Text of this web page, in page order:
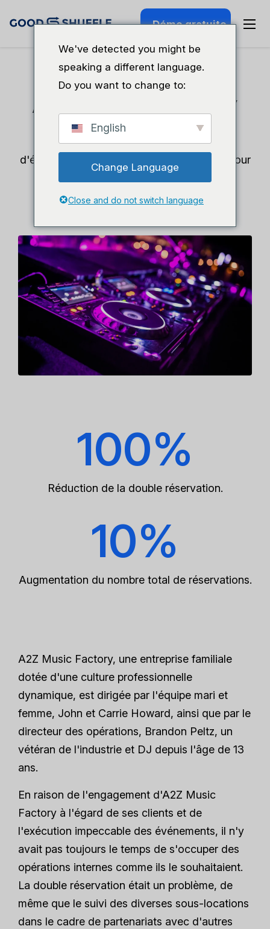
Démo gratuite
A2Z Music Factory
Une entreprise familiale de DJ et
d'événementiel qui cherchait une solution pour
retrouvée avec beaucoup plus.
100%
Réduction de la double réservation.
10%
Augmentation du nombre total de réservations.
A2Z Music Factory, une entreprise familiale
dotée d'une culture professionnelle
dynamique, est dirigée par l'équipe mari et
femme, John et Carrie Howard, ainsi que par le
directeur des opérations, Brandon Peltz, un
vétéran de l'industrie et DJ depuis l'âge de 13
ans.
En raison de l'engagement d'A2Z Music
Factory à l'égard de ses clients et de
l'exécution impeccable des événements, il n'y
avait pas toujours le temps de s'occuper des
opérations internes comme ils le souhaitaient.
La double réservation était un problème, de
même que le suivi des diverses sous-locations
dans le cadre de partenariats avec d'autres
We've detected you might be
speaking a different language.
Do you want to change to:
English
Change Language
Close and do not switch language